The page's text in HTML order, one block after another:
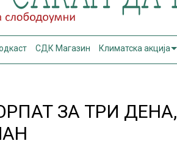
СДК Магазин Климатска акција
ЗА ТРИ ДЕНА,